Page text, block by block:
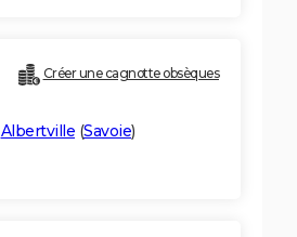
Créer une cagnotte obsèques
Albertville (Savoie)